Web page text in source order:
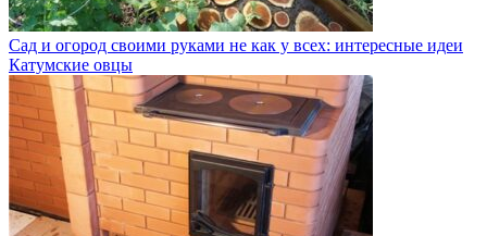
Сад и огород своими руками не как у всех: интересные идеи
Катумские овцы